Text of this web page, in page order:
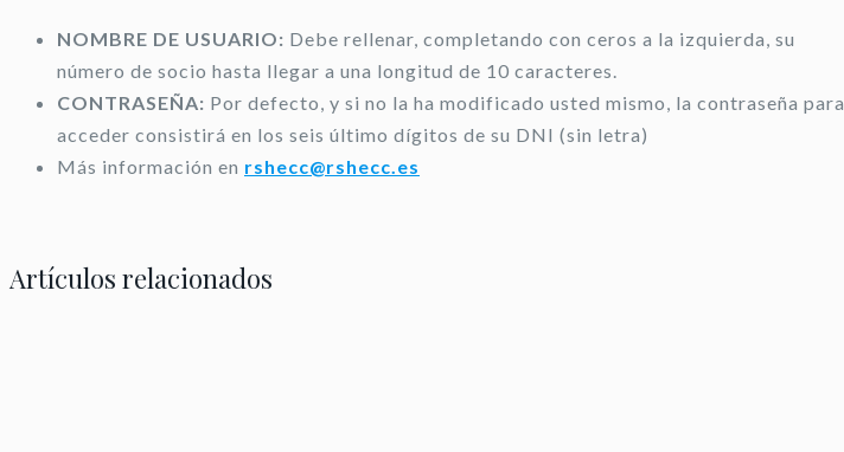
NOMBRE DE USUARIO: Debe rellenar, completando con ceros a la izquierda, su
número de socio hasta llegar a una longitud de 10 caracteres.
CONTRASEÑA: Por defecto, y si no la ha modificado usted mismo, la contraseña para
acceder consistirá en los seis último dígitos de su DNI (sin letra)
Más información en rshecc@rshecc.es
Artículos relacionados